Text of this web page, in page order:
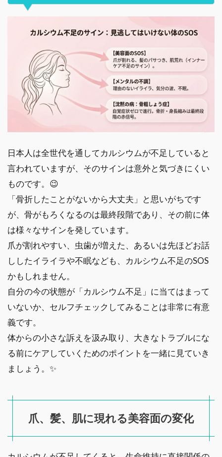
日本人は全世代を通してカルシウムが不足していると
言われていますが、そのサインは意外と気づきにくい
ものです。😉
「骨折したことがないから大丈夫」と思いがちです
が、骨がもろくなるのは最終段階であり、その前に体
は様々なサインを発しています。
爪が割れやすい、虫歯が増えた、あるいは先ほどお話
ししたイライラや不眠なども、カルシウム不足のSOS
かもしれません。
自分の今の状態が「カルシウム不足」に当てはまって
いないか、セルフチェックしてみることは非常に有意
義です。
体からの小さな訴えを汲み取り、大きなトラブルにな
る前にケアしていくためのポイントを一緒に見ていき
ましょう。✨
爪、髪、肌に現れる美容面の変化